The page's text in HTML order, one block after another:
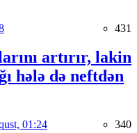
431
artırır, lakin
hələ də neftdən
01:24 340